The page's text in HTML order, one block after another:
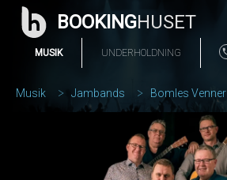
BOOKINGHUSET
MUSIK UNDERHOLDNING
Musik Jambands Bomles Venner